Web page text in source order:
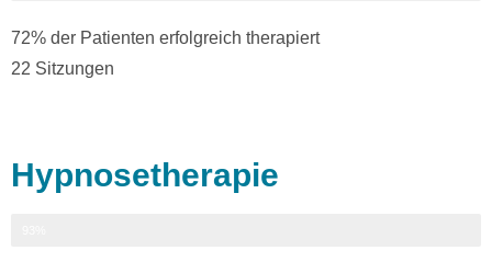
72% der Patienten erfolgreich therapiert
22 Sitzungen
Hypnosetherapie